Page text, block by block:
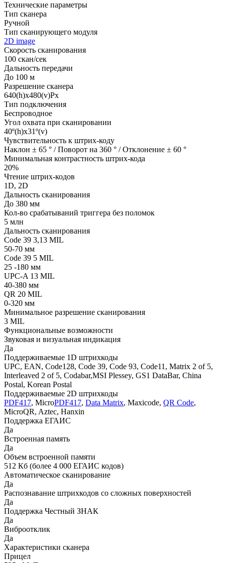
Технические параметры
Тип сканера
Ручной
Тип сканирующего модуля
2D image
Скорость сканирования
100 скан/сек
Дальность передачи
До 100 м
Разрешение сканера
640(h)х480(v)Px
Тип подключения
Беспроводное
Угол охвата при сканировании
40º(h)x31º(v)
Чувствительность к штрих-коду
Наклон ± 65 ° / Поворот на 360 ° / Отклонение ± 60 °
Минимальная контрастность штрих-кода
20%
Чтение штрих-кодов
1D, 2D
Дальность сканирования
До 380 мм
Кол-во срабатываний триггера без поломок
5 млн
Дальность сканирования
Code 39 3,13 MIL
50-70 мм
Code 39 5 MIL
25 -180 мм
UPC-A 13 MIL
40-380 мм
QR 20 MIL
0-320 мм
Минимальное разрешение сканирования
3 MIL
Функциональные возможности
Звуковая и визуальная индикация
Да
Поддерживаемые 1D штрихкоды
UPC, EAN, Code128, Code 39, Code 93, Code11, Matrix 2 of 5,
Interleaved 2 of 5, Codabar,MSI Plessey, GS1 DataBar, China
Postal, Korean Postal
Поддерживаемые 2D штрихкоды
PDF417, MicroPDF417, Data Matrix, Maxicode, QR Code,
MicroQR, Aztec, Hanxin
Поддержка ЕГАИС
Да
Встроенная память
Да
Объем встроенной памяти
512 Кб (более 4 000 ЕГАИС кодов)
Автоматическое сканирование
Да
Распознавание штрихкодов со сложных поверхностей
Да
Поддержка Честный ЗНАК
Да
Виброотклик
Да
Характеристики сканера
Прицел